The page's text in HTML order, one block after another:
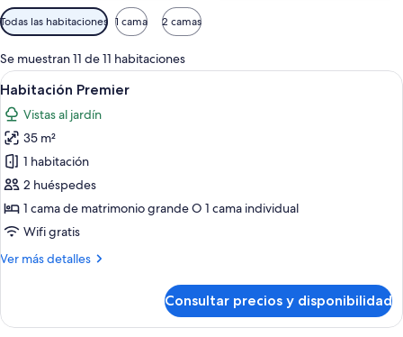
Filtros
disponibles
para
las
habitaciones
Todas las habitaciones 1 cama 2 camas
Se muestran 11 de 11 habitaciones
Abrir
todas
las
fotos
de
Habitación
Premier
Habitación de hotel con dos camas,
11
Habitación Premier
Vistas al jardín
35 m²
1 habitación
2 huéspedes
1 cama de matrimonio grande O 1 cama individual
Wifi gratis
Ver más detalles
Más
Premier
Consultar precios y disponibilidad